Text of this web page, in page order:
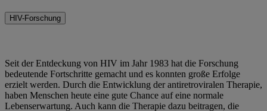
HIV-Forschung
Seit der Entdeckung von HIV im Jahr 1983 hat die Forschung
bedeutende Fortschritte gemacht und es konnten große Erfolge
erzielt werden. Durch die Entwicklung der antiretroviralen Therapie,
haben Menschen heute eine gute Chance auf eine normale
Lebenserwartung. Auch kann die Therapie dazu beitragen, die